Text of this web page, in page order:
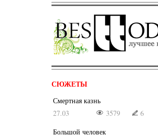
СЮЖЕТЫ
Смертная казнь
27.03
3579
6
Большой человек